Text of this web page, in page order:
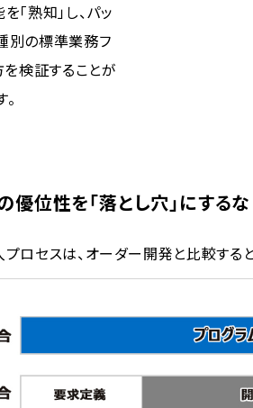
「熟知」し、パッ
別の標準業務フ
を検証することが
優位性を「落とし穴」にするな
ロセスは、オーダー開発と比較する